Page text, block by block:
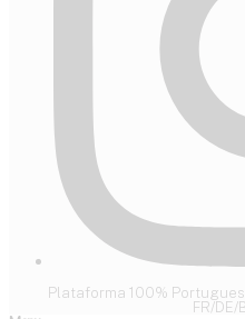
Plataforma 100%
FR/DE/